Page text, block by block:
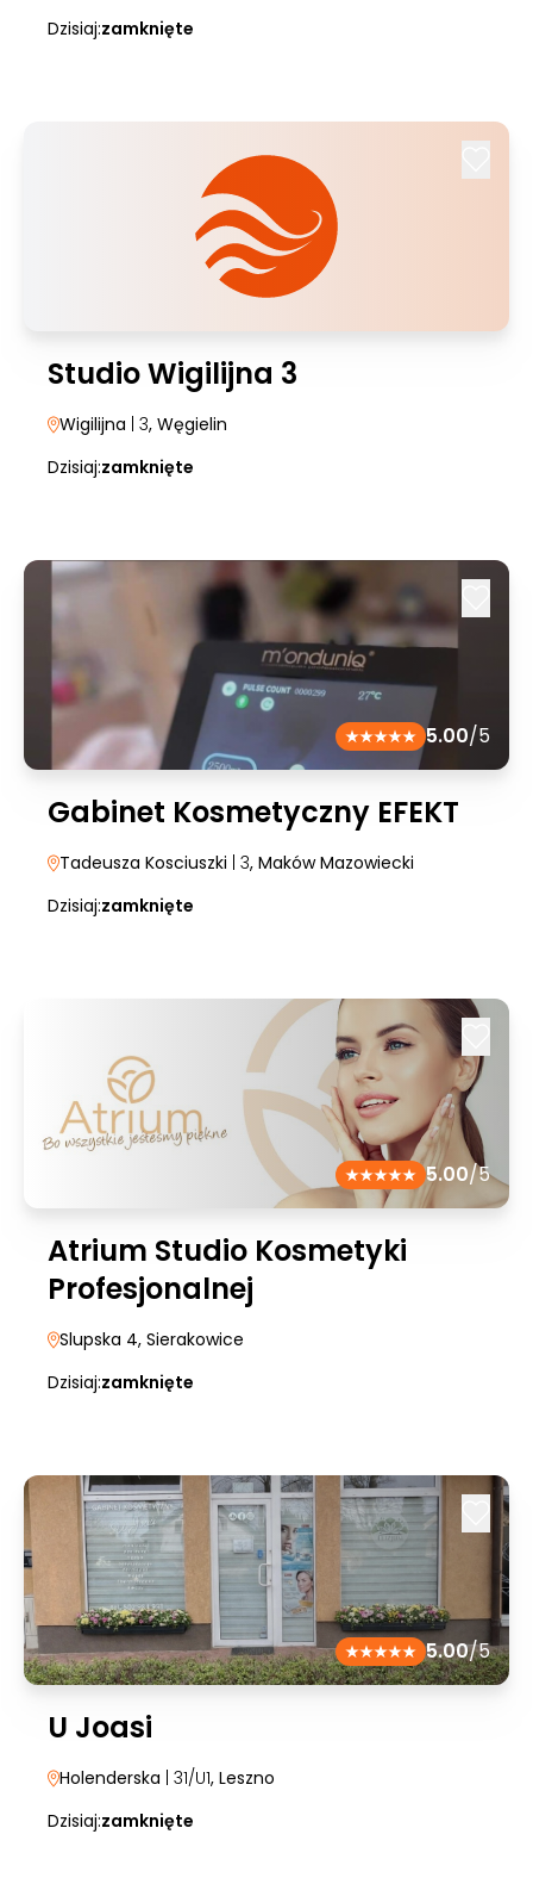
Dzisiaj:zamknięte
Studio Wigilijna 3
Wigilijna | 3, Węgielin
Dzisiaj:zamknięte
5.00/5
Gabinet Kosmetyczny EFEKT
Tadeusza Kosciuszki | 3, Maków Mazowiecki
Dzisiaj:zamknięte
5.00/5
Atrium Studio Kosmetyki
Profesjonalnej
Slupska 4, Sierakowice
Dzisiaj:zamknięte
5.00/5
U Joasi
Holenderska | 31/U1, Leszno
Dzisiaj:zamknięte